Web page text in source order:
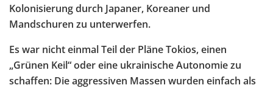
Kolonisierung durch Japaner, Koreaner und
Mandschuren zu unterwerfen.
Es war nicht einmal Teil der Pläne Tokios, einen
„Grünen Keil“ oder eine ukrainische Autonomie zu
schaffen: Die aggressiven Massen wurden einfach als